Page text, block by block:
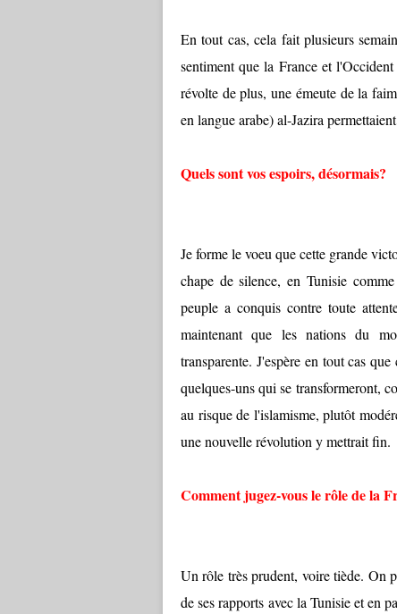
En tout cas, cela fait plusieurs
sentiment que la France et
révolte de plus, une émeute de la
en langue arabe) al-Jazira
Quels sont vos espoirs, désormais?
Je forme le voeu que cette grande
chape de silence, en Tunisie
peuple a conquis contre toute
maintenant que les nations du
transparente. J'espère en tout cas
quelques-uns qui se transformeront,
au risque de l'islamisme, plutôt
une nouvelle révolution y mettrait fin.
Comment jugez-vous le rôle de la
Un rôle très prudent, voire tiède. On
de ses rapports avec la Tunisie et en